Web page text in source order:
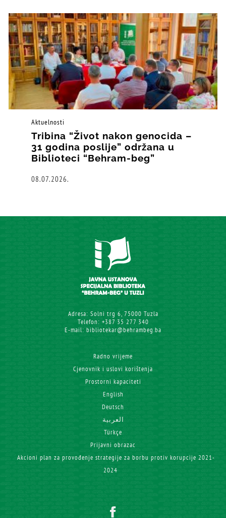
Aktuelnosti
Tribina “Život nakon genocida –
31 godina poslije” održana u
Biblioteci “Behram-beg”
08.07.2026.
Adresa: Solni trg 6, 75000 Tuzla
Telefon: +387 35 277 340
E-mail: bibliotekar@behrambeg.ba
Radno vrijeme
Cjenovnik i uslovi korištenja
Prostorni kapaciteti
English
Deutsch
العربية
Türkçe
Prijavni obrazac
Akcioni plan za provođenje strategije za borbu protiv korupcije 2021-
2024